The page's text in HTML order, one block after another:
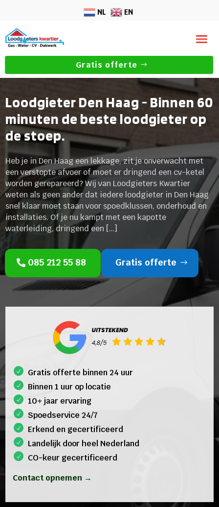
NL EN
Gratis offerte
Loodgieter Den Haag - Binnen 60
minuten de beste loodgieter op
de stoep.
Heb je in Den Haag een lekkage, zit je onverwacht met
een verstopte afvoer of moet er dringend een cv-ketel
worden gerepareerd? Wij van Loodgieters Kwartier
weten als geen ander dat iedere loodgieter in Den Haag
snel klaar moet staan voor spoedklussen, onderhoud en
installaties. Of je nu kampt met een kapotte
waterleiding, dringend een […]
085 212 55 88 Gratis offerte
Gratis offerte binnen 24 uur
Binnen 1 uur op locatie
10+ jaar ervaring
Spoedservice 24/7
Erkend en gecertificeerd
Landelijk door heel Nederland
CO-keur gecertificeerd
Contact opnemen →